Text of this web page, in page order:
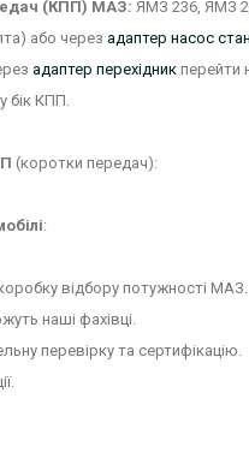
(КПП) МАЗ: ЯМЗ 236, ЯМЗ
або через адаптер насос
адаптер перехідник перейти
КПП.
(коротки передач):
:
відбору потужності МАЗ.
наші фахівці.
перевірку та сертифікацію.